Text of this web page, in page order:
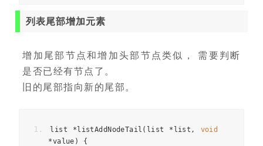
列表尾部增加元素
增加尾部节点和增加头部节点类似， 需要判断
是否已经有节点了。
旧的尾部指向新的尾部。
list * listAddNodeTail ( list * list ,
void
*value )
{